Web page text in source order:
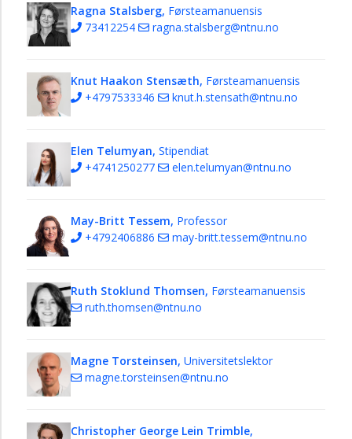
Ragna Stalsberg, Førsteamanuensis
73412254
ragna.stalsberg@ntnu.no
Knut Haakon Stensæth, Førsteamanuensis
+4797533346
knut.h.stensath@ntnu.no
Elen Telumyan, Stipendiat
+4741250277
elen.telumyan@ntnu.no
May-Britt Tessem, Professor
+4792406886
may-britt.tessem@ntnu.no
Ruth Stoklund Thomsen, Førsteamanuensis
ruth.thomsen@ntnu.no
Magne Torsteinsen, Universitetslektor
magne.torsteinsen@ntnu.no
Christopher George Lein Trimble,